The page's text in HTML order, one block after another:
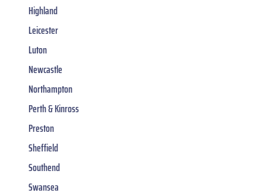
Highland
Leicester
Luton
Newcastle
Northampton
Perth & Kinross
Preston
Sheffield
Southend
Swansea